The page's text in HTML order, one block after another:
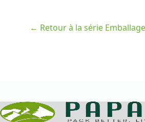
← Retour à la série